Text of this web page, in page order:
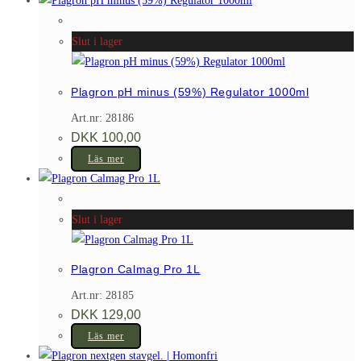
DKK 199,00.DKK 111,50.
Slut i lager
Plagron pH minus (59%) Regulator 1000ml
Art.nr: 28186
DKK 100,00
Läs mer
Slut i lager
Plagron Calmag Pro 1L
Art.nr: 28185
DKK 129,00
Läs mer